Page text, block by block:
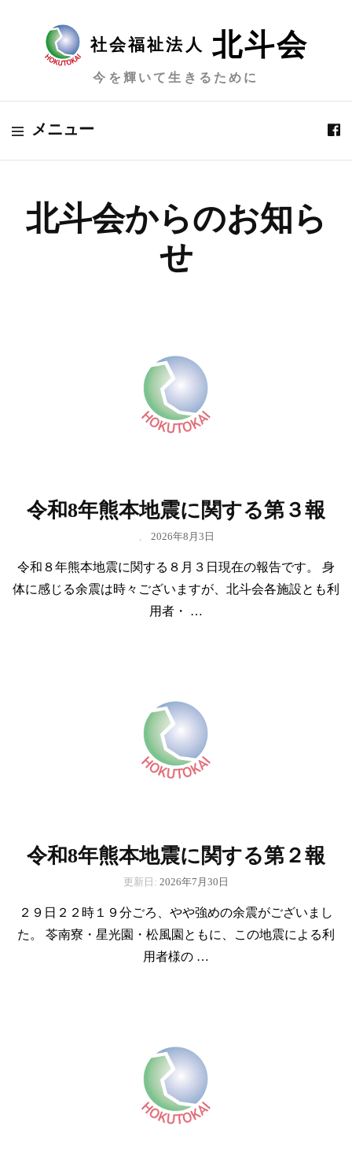
社会福祉法人 北斗会
今を輝いて生きるために
メニュー
北斗会からのお知ら
せ
令和8年熊本地震に関する第３報
2026年8月3日
令和８年熊本地震に関する８月３日現在の報告です。 身
体に感じる余震は時々ございますが、北斗会各施設とも利
用者・ …
令和8年熊本地震に関する第２報
更新日: 2026年7月30日
２９日２２時１９分ごろ、やや強めの余震がございまし
た。 苓南寮・星光園・松風園ともに、この地震による利
用者様の …